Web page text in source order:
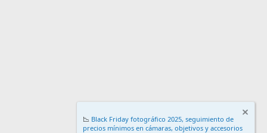
📉 Black Friday fotográfico 2025, seguimiento de
precios mínimos en cámaras, objetivos y accesorios